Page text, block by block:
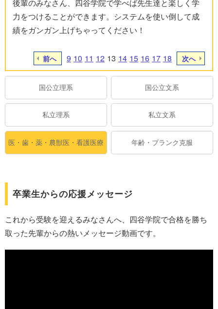
後輩のみなさん、四谷学院で学べば先生達と楽しく学
力をつけることができます。システムを使い倒して成
績をガンガン上げちゃってください！
前へ 9 10 11 12 13 14 15 16 17 18 次へ
国公立理系 国公立文系
私立理系 私立文系
医・歯・薬・農獣医・看護医療 年齢・ブランク克服
卒業生からの応援メッセージ
これから受験を迎えるみなさんへ、四谷学院で合格を勝ち
取った先輩からの熱いメッセージ動画です。